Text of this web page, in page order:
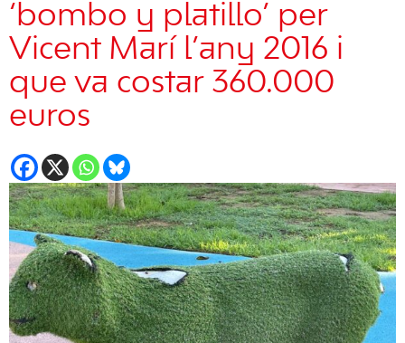
‘bombo y platillo’ per
Vicent Marí l’any 2016 i
que va costar 360.000
euros